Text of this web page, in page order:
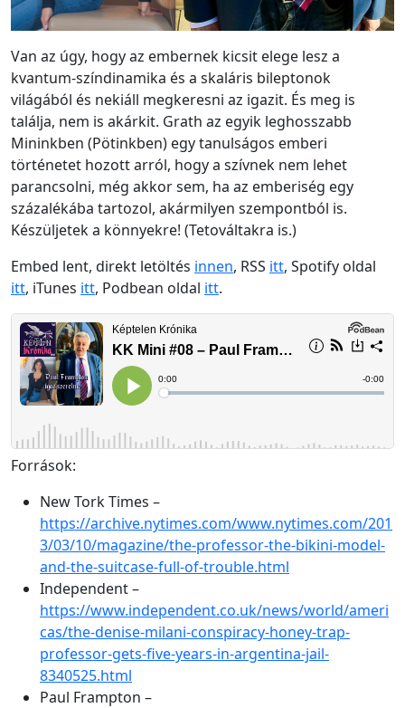
Van az úgy, hogy az embernek kicsit elege lesz a
kvantum-színdinamika és a skaláris bileptonok
világából és nekiáll megkeresni az igazit. És meg is
találja, nem is akárkit. Grath az egyik leghosszabb
Mininkben (Pötinkben) egy tanulságos emberi
történetet hozott arról, hogy a szívnek nem lehet
parancsolni, még akkor sem, ha az emberiség egy
százalékába tartozol, akármilyen szempontból is.
Készüljetek a könnyekre! (Tetováltakra is.)
Embed lent, direkt letöltés innen, RSS itt, Spotify oldal
itt, iTunes itt, Podbean oldal itt.
Források:
New Tork Times –
https://archive.nytimes.com/www.nytimes.com/201
3/03/10/magazine/the-professor-the-bikini-model-
and-the-suitcase-full-of-trouble.html
Independent –
https://www.independent.co.uk/news/world/ameri
cas/the-denise-milani-conspiracy-honey-trap-
professor-gets-five-years-in-argentina-jail-
8340525.html
Paul Frampton –